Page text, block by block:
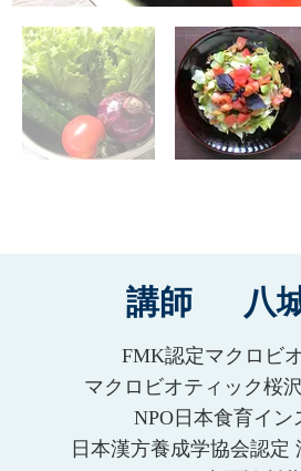
講師 八城
FMK認定マクロビ
マクロビオティック桜
​NPO日本食育イン
日本漢方養成学協会認定